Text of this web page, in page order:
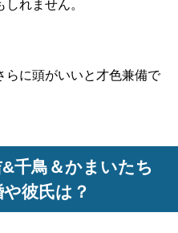
れません。
らに頭がいいと才色兼備で
千鳥＆かまいたち
彼氏は？